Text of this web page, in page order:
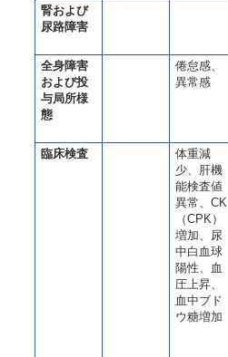
腎および
尿路障害
全身障害
および投
与局所様
態
倦怠感、
異常感
臨床検査
体重減
少、肝機
能検査値
異常、CK
（CPK）
増加、尿
中白血球
陽性、血
圧上昇、
血中ブド
ウ糖増加